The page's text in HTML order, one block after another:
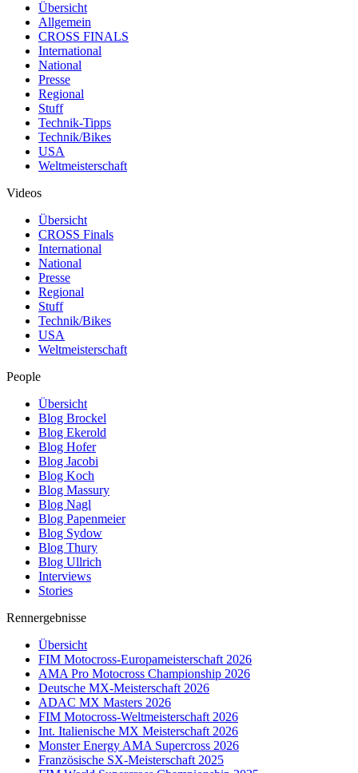
Übersicht
Allgemein
CROSS FINALS
International
National
Presse
Regional
Stuff
Technik-Tipps
Technik/Bikes
USA
Weltmeisterschaft
Videos
Übersicht
CROSS Finals
International
National
Presse
Regional
Stuff
Technik/Bikes
USA
Weltmeisterschaft
People
Übersicht
Blog Brockel
Blog Ekerold
Blog Hofer
Blog Jacobi
Blog Koch
Blog Massury
Blog Nagl
Blog Papenmeier
Blog Sydow
Blog Thury
Blog Ullrich
Interviews
Stories
Rennergebnisse
Übersicht
FIM Motocross-Europameisterschaft 2026
AMA Pro Motocross Championship 2026
Deutsche MX-Meisterschaft 2026
ADAC MX Masters 2026
FIM Motocross-Weltmeisterschaft 2026
Int. Italienische MX Meisterschaft 2026
Monster Energy AMA Supercross 2026
Französische SX-Meisterschaft 2025